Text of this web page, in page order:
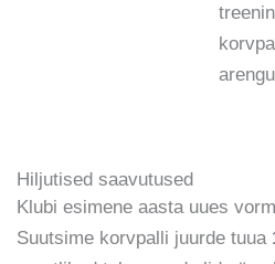
Hiljutised saavutused
Klubi esimene aasta uues
Suutsime korvpalli juurde tuua